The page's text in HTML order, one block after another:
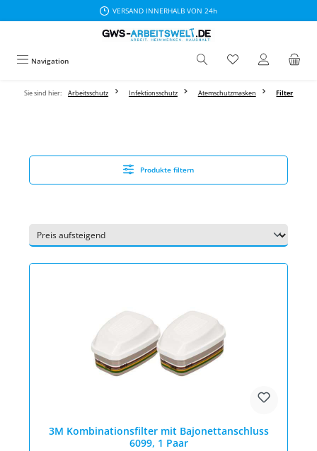
VERSAND INNERHALB VON 24h
Navigation
Sie sind hier: Arbeitsschutz Infektionsschutz Atemschutzmasken Filter
Produkte filtern
3M Kombinationsfilter mit Bajonettanschluss
6099, 1 Paar